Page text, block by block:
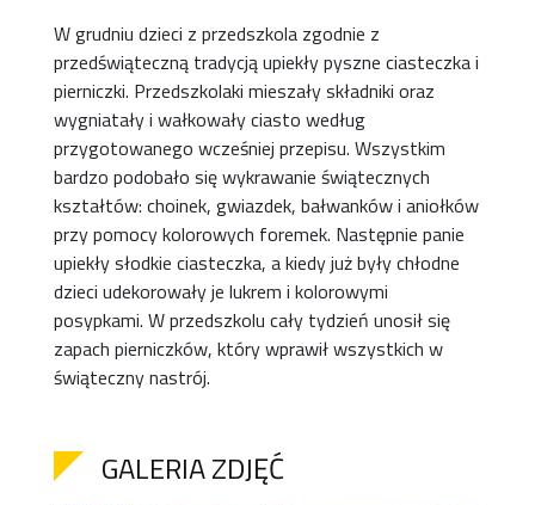
W grudniu dzieci z przedszkola zgodnie z
przedświąteczną tradycją upiekły pyszne ciasteczka i
pierniczki. Przedszkolaki mieszały składniki oraz
wygniatały i wałkowały ciasto według
przygotowanego wcześniej przepisu. Wszystkim
bardzo podobało się wykrawanie świątecznych
kształtów: choinek, gwiazdek, bałwanków i aniołków
przy pomocy kolorowych foremek. Następnie panie
upiekły słodkie ciasteczka, a kiedy już były chłodne
dzieci udekorowały je lukrem i kolorowymi
posypkami. W przedszkolu cały tydzień unosił się
zapach pierniczków, który wprawił wszystkich w
świąteczny nastrój.
GALERIA ZDJĘĆ